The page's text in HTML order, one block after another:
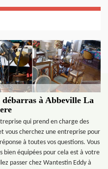
débarras à Abbeville La
qui prend en charge des
vous cherchez une entreprise pour
à toutes vos questions. Vous
bien équipées pour cela est à votre
passer chez Wantestin Eddy à